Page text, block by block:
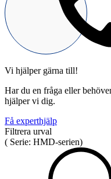
Positionsvisare / Mätklockor
Pulsgivare / Encoders
Vi hjälper gärna till!
Har du en fråga eller
hjälper vi dig.
Få experthjälp
Filtrera urval
( Serie: HMD-serien)